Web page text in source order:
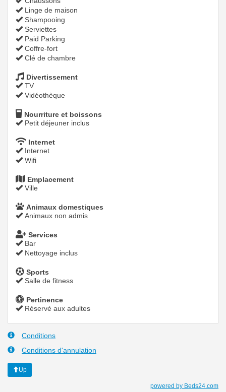
Linge de maison
Shampooing
Serviettes
Paid Parking
Coffre-fort
Clé de chambre
Divertissement
TV
Vidéothèque
Nourriture et boissons
Petit déjeuner inclus
Internet
Internet
Wifi
Emplacement
Ville
Animaux domestiques
Animaux non admis
Services
Bar
Nettoyage inclus
Sports
Salle de fitness
Pertinence
Réservé aux adultes
Conditions
Conditions d'annulation
Up
powered by Beds24.com